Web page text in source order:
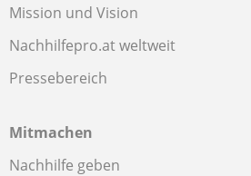
Mission und Vision
Nachhilfepro.at weltweit
Pressebereich
Mitmachen
Nachhilfe geben